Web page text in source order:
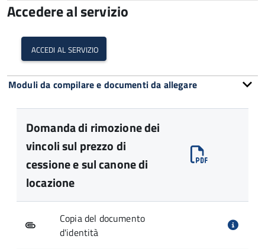
Accedere al servizio
accedi al servizio
Moduli da compilare e documenti da allegare
Domanda di rimozione dei
vincoli sul prezzo di
cessione e sul canone di
locazione
Copia del documento
d'identità